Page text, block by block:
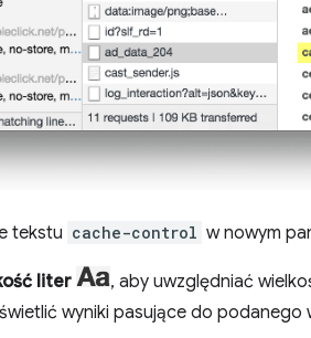
tekstu cache-control w nowym
liter , aby uwzględniać
wyniki pasujące do